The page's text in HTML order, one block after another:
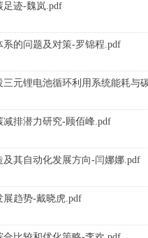
足迹-魏岚.pdf
的问题及对策-罗锦程.pdf
元锂电池循环利用系统能耗与
排潜力研究-顾佰峰.pdf
其自动化发展方向-闫娜娜.pdf
展趋势-戴晓虎.pdf